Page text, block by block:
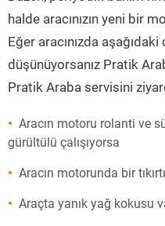
halde aracınızın yeni bir
Eğer aracınızda aşağıdaki
düşünüyorsanız Pratik
Pratik Araba servisini
Aracın motoru rolanti ve
gürültülü çalışıyorsa
Aracın motorunda bir
Araçta yanık yağ kokusu